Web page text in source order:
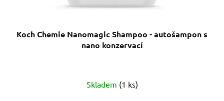
Koch Chemie Nanomagic Shampoo - autošampon s
nano konzervací
hodnocení
Skladem (1 ks)